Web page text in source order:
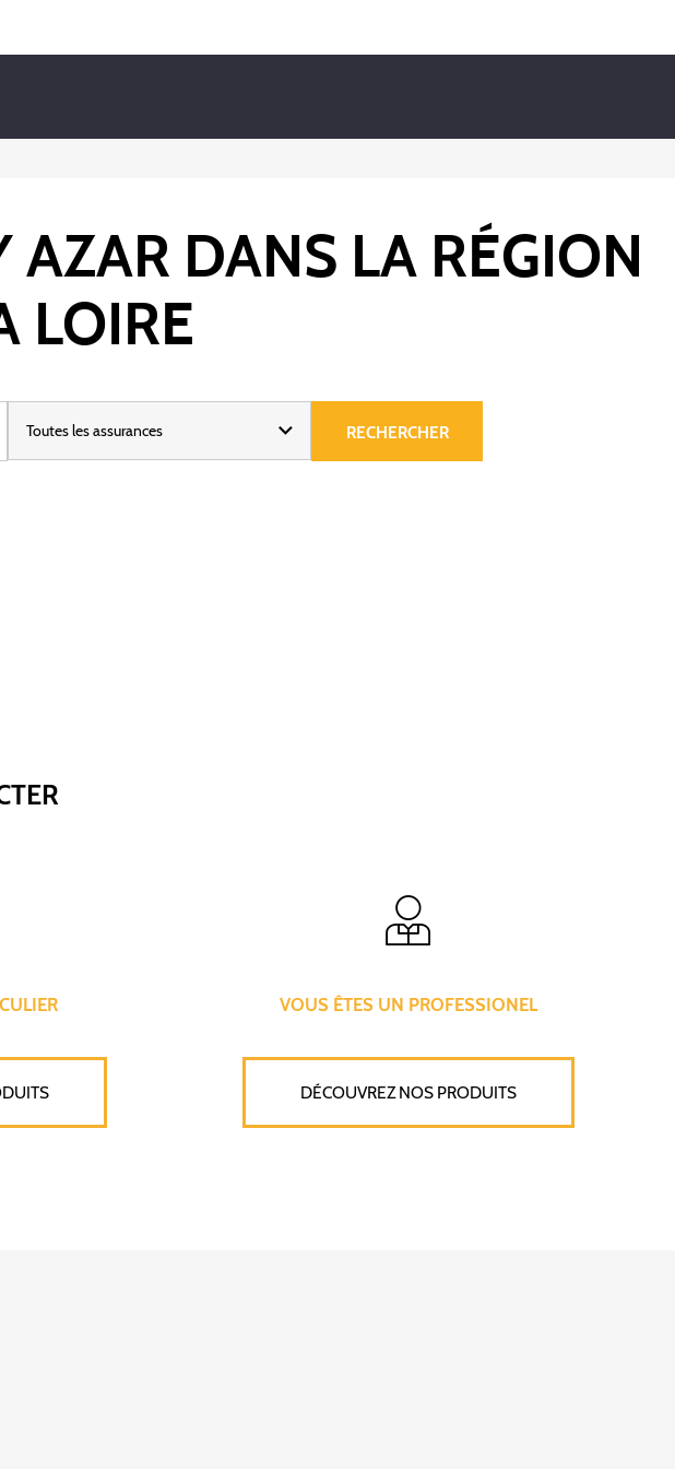
AZAR DANS LA RÉGION
LOIRE
Toutes les assurances RECHERCHER
VOUS ÊTES UN PROFESSIONEL
DÉCOUVREZ NOS PRODUITS